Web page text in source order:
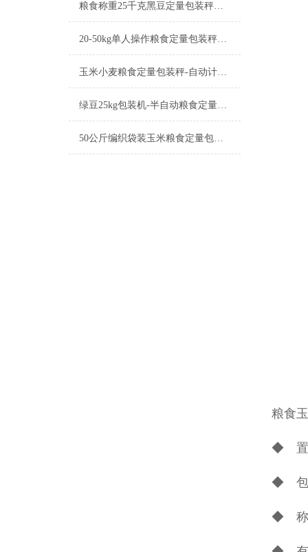
粮食称重25千克黑豆定量包装秤工厂生产
20-50kg单人操作粮食定量包装秤产品简介
玉米小麦粮食定量包装秤-自动计量称重一体机厂家
绿豆25kg包装机-半自动粮食定量包装秤产品简介
50公斤编织袋装玉米粮食定量包装秤产品简介
粮食
◆ 置
◆ 包
◆ 称